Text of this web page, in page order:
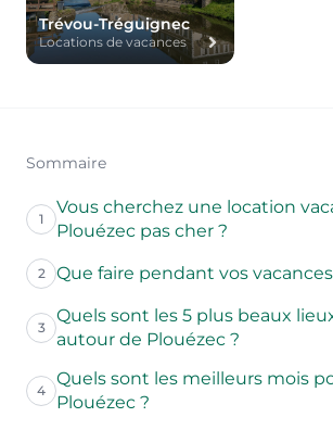
Trévou-Tréguignec
Locations de vacances
Sommaire
1
Vous cherchez une location
Plouézec pas cher ?
2 Que faire pendant vos
3
Quels sont les 5 plus beaux
autour de Plouézec ?
4
Quels sont les meilleurs mois
Plouézec ?